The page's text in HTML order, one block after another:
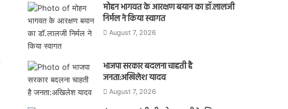
मोहन भागवत के आरक्षण बयान का डॉ.लालजी
निर्मल ने किया स्वागत
August 7, 2026
भाजपा सरकार बदलना चाहती है
जनता:अखिलेश यादव
August 7, 2026